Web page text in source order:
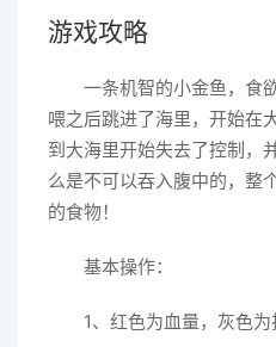
游戏攻略
一条机智的小金鱼，食
喂之后跳进了海里，开始在
到大海里开始失去了控制，
么是不可以吞入腹中的，整
的食物！
基本操作：
1、红色为血量，灰色为